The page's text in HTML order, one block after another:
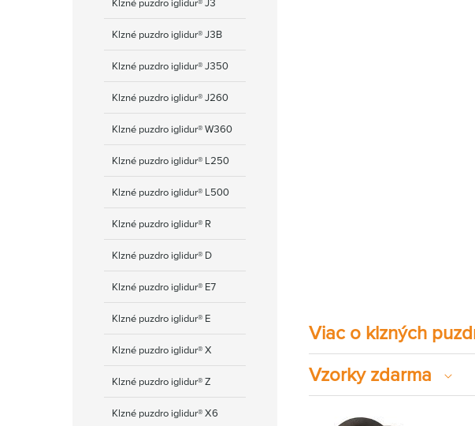
Klzné puzdro iglidur® J3
Klzné puzdro iglidur® J3B
Klzné puzdro iglidur® J350
Klzné puzdro iglidur® J260
Klzné puzdro iglidur® W360
Klzné puzdro iglidur® L250
Klzné puzdro iglidur® L500
Klzné puzdro iglidur® R
Klzné puzdro iglidur® D
Klzné puzdro iglidur® E7
Klzné puzdro iglidur® E
Klzné puzdro iglidur® X
Klzné puzdro iglidur® Z
Klzné puzdro iglidur® Х6
Viac o klzných
Vzorky zdarma